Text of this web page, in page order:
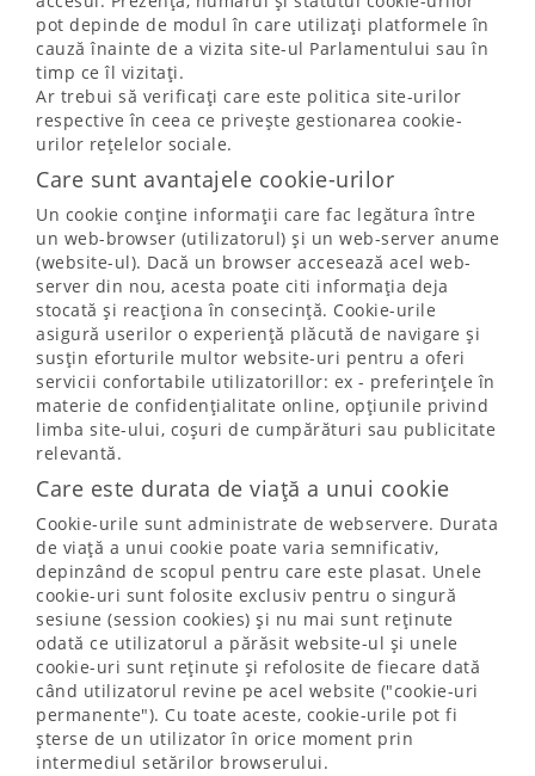
pot depinde de modul în care utilizați platformele în
cauză înainte de a vizita site-ul Parlamentului sau în
timp ce îl vizitați.
Ar trebui să verificați care este politica site-urilor
respective în ceea ce privește gestionarea cookie-
urilor rețelelor sociale.
Care sunt avantajele cookie-urilor
Un cookie conține informații care fac legătura între
un web-browser (utilizatorul) și un web-server anume
(website-ul). Dacă un browser accesează acel web-
server din nou, acesta poate citi informația deja
stocată și reacționa în consecință. Cookie-urile
asigură userilor o experiență plăcută de navigare și
susțin eforturile multor website-uri pentru a oferi
servicii confortabile utilizatorillor: ex - preferințele în
materie de confidențialitate online, opțiunile privind
limba site-ului, coșuri de cumpărături sau publicitate
relevantă.
Care este durata de viață a unui cookie
Cookie-urile sunt administrate de webservere. Durata
de viață a unui cookie poate varia semnificativ,
depinzând de scopul pentru care este plasat. Unele
cookie-uri sunt folosite exclusiv pentru o singură
sesiune (session cookies) și nu mai sunt reținute
odată ce utilizatorul a părăsit website-ul și unele
cookie-uri sunt reținute și refolosite de fiecare dată
când utilizatorul revine pe acel website ("cookie-uri
permanente"). Cu toate aceste, cookie-urile pot fi
șterse de un utilizator în orice moment prin
intermediul setărilor browserului.